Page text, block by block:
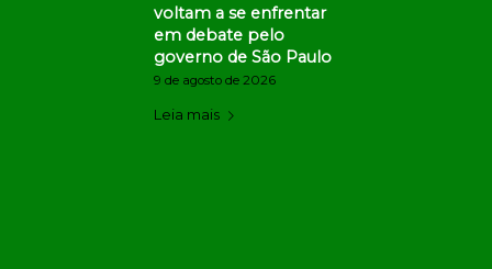
voltam a se enfrentar
em debate pelo
governo de São Paulo
9 de agosto de 2026
Leia mais